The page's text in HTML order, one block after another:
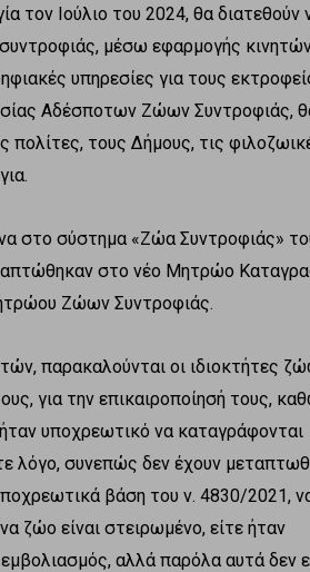
τον Ιούλιο του 2024, θα διατεθούν
μέσω εφαρμογής
υπηρεσίες για τους
Αδέσποτων Ζώων Συντροφιάς,
πολίτες, τους Δήμους, τις
στο σύστημα «Ζώα Συντροφιάς»
στο νέο Μητρώο
Ζώων Συντροφιάς.
παρακαλούνται οι ιδιοκτήτες
για την επικαιροποίησή τους,
υποχρεωτικό να καταγράφονται
λόγο, συνεπώς δεν έχουν
βάση του ν. 4830/2021,
είναι στειρωμένο, είτε ήταν
αλλά παρόλα αυτά δεν